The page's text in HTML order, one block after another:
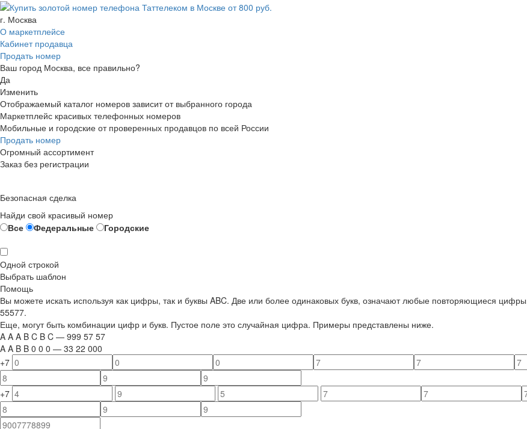
г. Москва
О маркетплейсе
Кабинет продавца
Продать номер
Ваш город Москва, все правильно?
Да
Изменить
Отображаемый каталог номеров зависит от выбранного города
Маркетплейс красивых телефонных номеров
Мобильные и городские от проверенных продавцов по всей России
Продать номер
Огромный ассортимент
Заказ без регистрации
Безопасная сделка
Найди свой красивый номер
Все
Федеральные Городские
Одной строкой
Выбрать шаблон
Помощь
Вы можете искать используя как цифры, так и буквы ABC. Две или более одинаковых букв, означают любые повторяющиеся
55577.
Еще, могут быть комбинации цифр и букв. Пустое поле это случайная цифра. Примеры представлены ниже.
A A A B C B C — 999 57 57
A A B B 0 0 0 — 33 22 000
+7
+7